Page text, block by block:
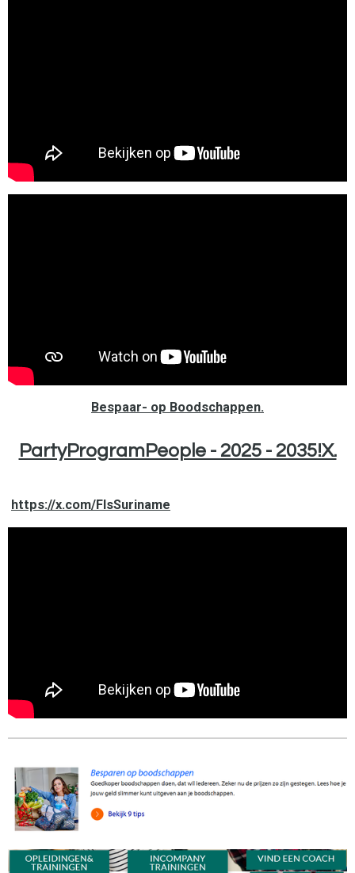
Bespaar- op Boodschappen.
PartyProgramPeople - 2025 - 2035!X.
https://x.com/FlsSuriname